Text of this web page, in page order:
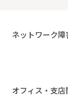
ネットワーク
オフィス・支